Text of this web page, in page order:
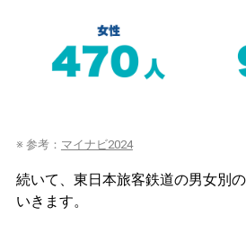
※ 参考： マイナビ2024
続いて、東日本旅客鉄道の男女別
いきます。